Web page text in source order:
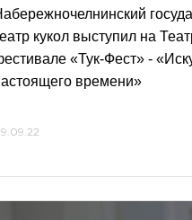
кукол выступил на
«Тук-Фест» -
времени»